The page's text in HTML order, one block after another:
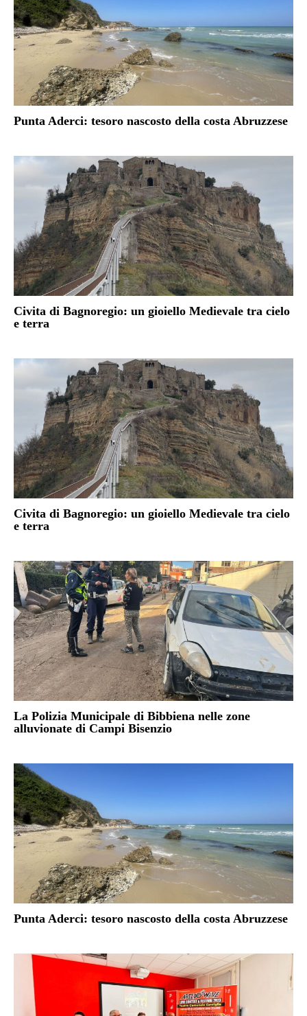
Punta Aderci: tesoro nascosto della costa Abruzzese
Civita di Bagnoregio: un gioiello Medievale tra cielo
e terra
Civita di Bagnoregio: un gioiello Medievale tra cielo
e terra
La Polizia Municipale di Bibbiena nelle zone
alluvionate di Campi Bisenzio
Punta Aderci: tesoro nascosto della costa Abruzzese